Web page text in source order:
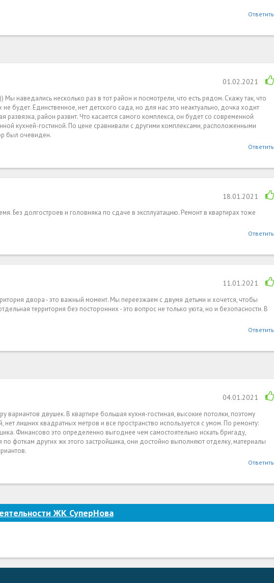
Ответить
01.02.2021
наведались несколько раз в тот район и посмотрели, что есть рядом. Скажу так, что
будет. Единственное, нет детского сада, но для нас это неактуально, дочка ходит
район развит. Что касается самого комплекса, он будет со современной
кухней-гостиной. По цене сравнивали с другими комплексами, расположенными
был очевиден.
Ответить
18.01.2021
Без долгостроев и головняка по сдаче в эксплуатацию. Ремонт в квартирах тоже
Ответить
11.01.2021
двора - это важный момент. Мы переезжаем с двумя детьми и хочется, чтобы
территория без посторонних - это вопрос не только уюта, но и безопасности. В
Ответить
04.01.2021
вариантов двушек. В квартире большая кухня-гостиная, высокие потолки, поэтому
лишних квадратных метров и все пространство используется с умом. По ремонту:
Финансово это определенно выгоднее чем самостоятельно искать бригаду,
по фоткам других жк этого застройщика, они достойно выполняют отделку, материалы
Ответить
ЖК СуперНова